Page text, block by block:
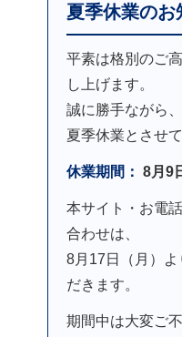
夏季休業のお
平素は格別のご
し上げます。
誠に勝手ながら
夏季休業とさせ
休業期間： 8月9
本サイト・お電
合わせは、
8月17日（月）
だきます。
期間中は大変ご